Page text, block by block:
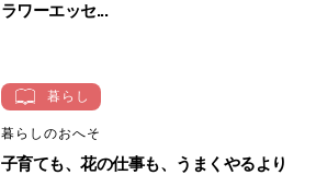
ラワーエッセ...
暮らし
暮らしのおへそ
子育ても、花の仕事も、うまくやるより